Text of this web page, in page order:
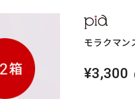
モラクマン
¥3,300